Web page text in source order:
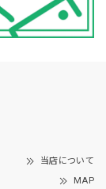
当店について
MAP